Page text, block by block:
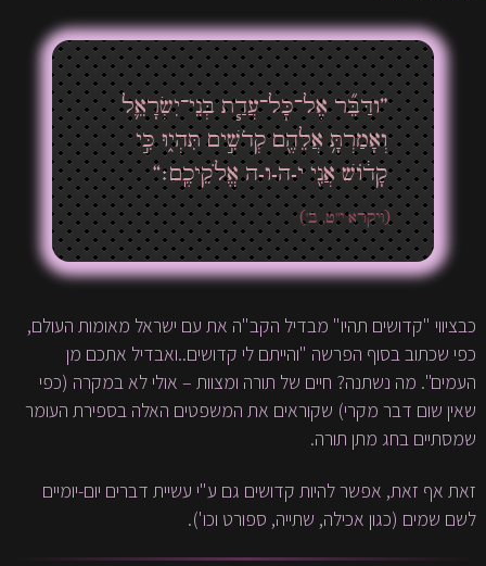
”ודַּבֵּ֞ר אֶל־כׇּל־עֲדַ֧ת בְּנֵי־יִשְׂרָאֵ֛ל
וְאָמַרְתָּ֥ אֲלֵהֶ֖ם קְדֹשִׁ֣ים תִּהְי֑וּ כִּ֣י
קָד֔וֹשׁ אֲנִ֖י י-ה-ו-ה אֱלֹקֵיכֶֽם׃“
(ויקרא י"ט, ב')
כבציווי "קדושים תהיו" מבדיל הקב"ה את עם ישראל מאומות העולם,
כפי שכתוב בסוף הפרשה "והייתם לי קדושים..ואבדיל אתכם מן
העמים". מה נשתנה? חיים של תורה ומצוות – אולי לא במקרה (כפי
שאין שום דבר מקרי) שקוראים את המשפטים האלה בספירת העומר
שמסתיים בחג מתן תורה.
זאת אף זאת, אפשר להיות קדושים גם ע"י עשיית דברים יום-יומיים
לשם שמים (כגון אכילה, שתייה, ספורט וכו').